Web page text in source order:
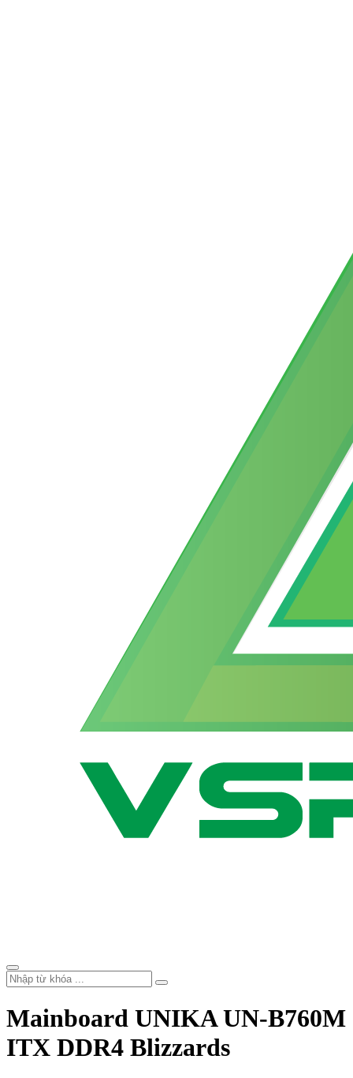
Mainboard UNIKA UN-B760M
ITX DDR4 Blizzards